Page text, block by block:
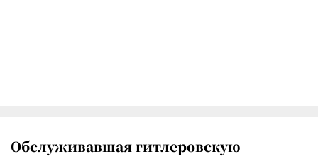
Обслуживавшая гитлеровскую